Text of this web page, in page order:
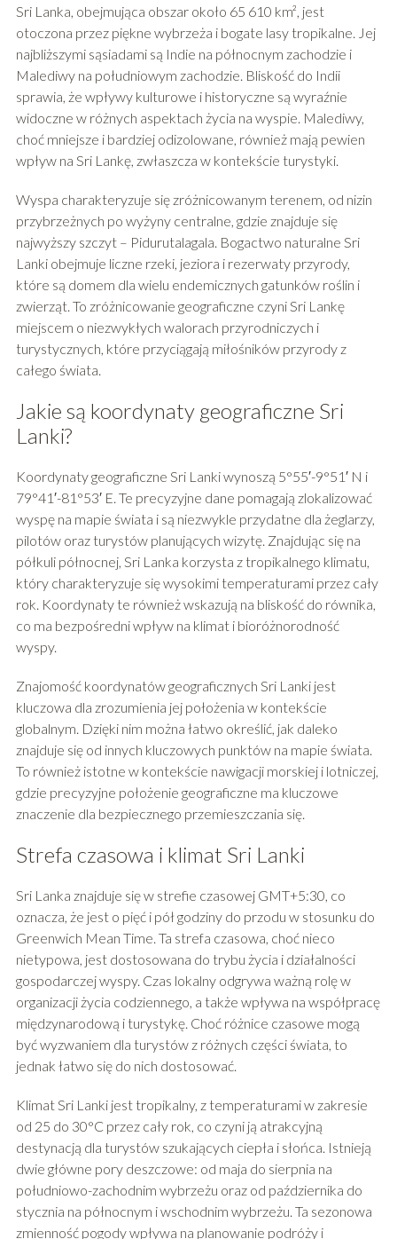
Sri Lanka, obejmująca obszar około 65 610 km², jest
otoczona przez piękne wybrzeża i bogate lasy tropikalne. Jej
najbliższymi sąsiadami są Indie na północnym zachodzie i
Malediwy na południowym zachodzie. Bliskość do Indii
sprawia, że wpływy kulturowe i historyczne są wyraźnie
widoczne w różnych aspektach życia na wyspie. Malediwy,
choć mniejsze i bardziej odizolowane, również mają pewien
wpływ na Sri Lankę, zwłaszcza w kontekście turystyki.
Wyspa charakteryzuje się zróżnicowanym terenem, od nizin
przybrzeżnych po wyżyny centralne, gdzie znajduje się
najwyższy szczyt – Pidurutalagala. Bogactwo naturalne Sri
Lanki obejmuje liczne rzeki, jeziora i rezerwaty przyrody,
które są domem dla wielu endemicznych gatunków roślin i
zwierząt. To zróżnicowanie geograficzne czyni Sri Lankę
miejscem o niezwykłych walorach przyrodniczych i
turystycznych, które przyciągają miłośników przyrody z
całego świata.
Jakie są koordynaty geograficzne Sri
Lanki?
Koordynaty geograficzne Sri Lanki wynoszą 5°55′-9°51′ N i
79°41′-81°53′ E. Te precyzyjne dane pomagają zlokalizować
wyspę na mapie świata i są niezwykle przydatne dla żeglarzy,
pilotów oraz turystów planujących wizytę. Znajdując się na
półkuli północnej, Sri Lanka korzysta z tropikalnego klimatu,
który charakteryzuje się wysokimi temperaturami przez cały
rok. Koordynaty te również wskazują na bliskość do równika,
co ma bezpośredni wpływ na klimat i bioróżnorodność
wyspy.
Znajomość koordynatów geograficznych Sri Lanki jest
kluczowa dla zrozumienia jej położenia w kontekście
globalnym. Dzięki nim można łatwo określić, jak daleko
znajduje się od innych kluczowych punktów na mapie świata.
To również istotne w kontekście nawigacji morskiej i lotniczej,
gdzie precyzyjne położenie geograficzne ma kluczowe
znaczenie dla bezpiecznego przemieszczania się.
Strefa czasowa i klimat Sri Lanki
Sri Lanka znajduje się w strefie czasowej GMT+5:30, co
oznacza, że jest o pięć i pół godziny do przodu w stosunku do
Greenwich Mean Time. Ta strefa czasowa, choć nieco
nietypowa, jest dostosowana do trybu życia i działalności
gospodarczej wyspy. Czas lokalny odgrywa ważną rolę w
organizacji życia codziennego, a także wpływa na współpracę
międzynarodową i turystykę. Choć różnice czasowe mogą
być wyzwaniem dla turystów z różnych części świata, to
jednak łatwo się do nich dostosować.
Klimat Sri Lanki jest tropikalny, z temperaturami w zakresie
od 25 do 30°C przez cały rok, co czyni ją atrakcyjną
destynacją dla turystów szukających ciepła i słońca. Istnieją
dwie główne pory deszczowe: od maja do sierpnia na
południowo-zachodnim wybrzeżu oraz od października do
stycznia na północnym i wschodnim wybrzeżu. Ta sezonowa
zmienność pogody wpływa na planowanie podróży i